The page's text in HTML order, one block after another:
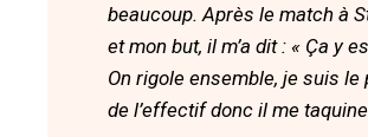
beaucoup. Après le match à
et mon but, il m’a dit : « Ça y
On rigole ensemble, je suis le
de l’effectif donc il me